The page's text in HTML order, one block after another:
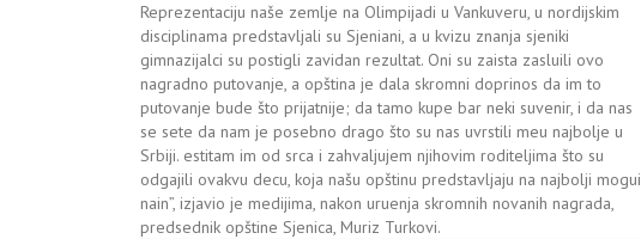
Reprezentaciju naše zemlje na Olimpijadi u Vankuveru, u nordijskim
disciplinama predstavljali su Sjeniani, a u kvizu znanja sjeniki
gimnazijalci su postigli zavidan rezultat. Oni su zaista zasluili ovo
nagradno putovanje, a opština je dala skromni doprinos da im to
putovanje bude što prijatnije; da tamo kupe bar neki suvenir, i da nas
se sete da nam je posebno drago što su nas uvrstili meu najbolje u
Srbiji. estitam im od srca i zahvaljujem njihovim roditeljima što su
odgajili ovakvu decu, koja našu opštinu predstavljaju na najbolji mogui
nain”, izjavio je medijima, nakon uruenja skromnih novanih nagrada,
predsednik opštine Sjenica, Muriz Turkovi.